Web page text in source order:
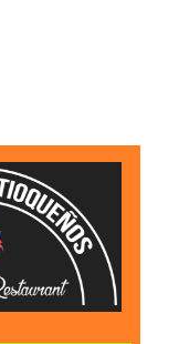
habría